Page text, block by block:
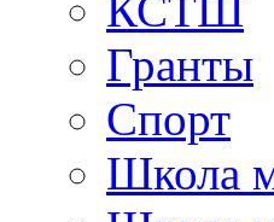
КСТШ
Гранты
Спорт
Школа